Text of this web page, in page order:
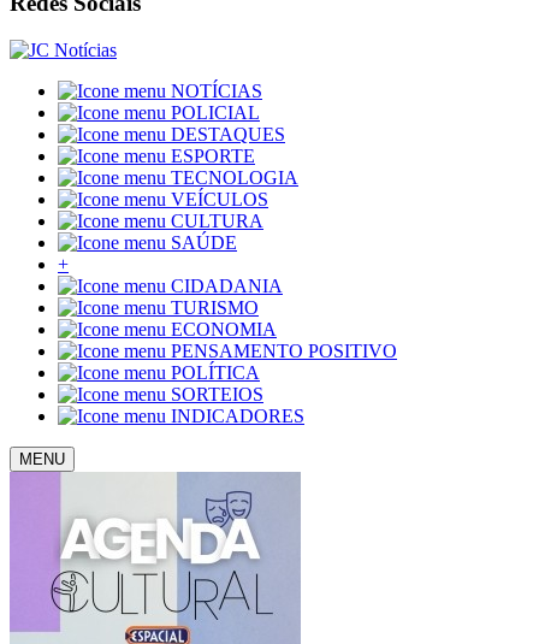
NOTÍCIAS
POLICIAL
DESTAQUES
ESPORTE
TECNOLOGIA
VEÍCULOS
CULTURA
SAÚDE
+
CIDADANIA
TURISMO
ECONOMIA
PENSAMENTO POSITIVO
POLÍTICA
SORTEIOS
INDICADORES
MENU